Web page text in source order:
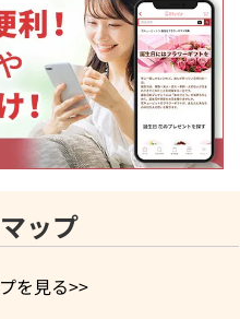
ップ
を見る>>